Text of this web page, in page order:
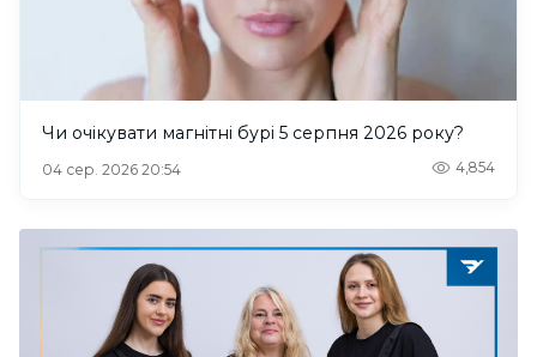
Чи очікувати магнітні бурі 5 серпня 2026 року?
04 сер. 2026 20:54 4,854